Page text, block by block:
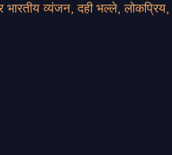
भारतीय व्यंजन, दही भल्ले, लोकप्रिय,